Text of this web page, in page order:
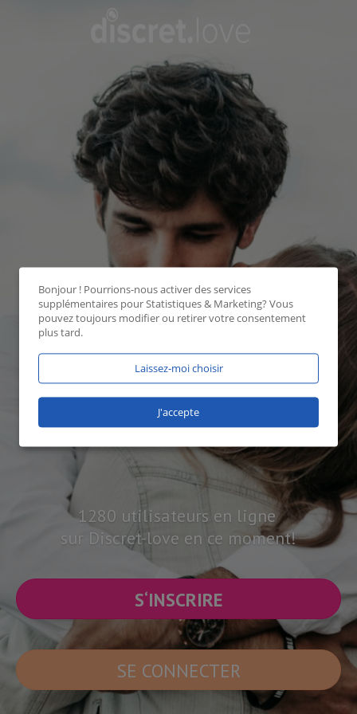
1280 utilisateurs en ligne
sur Discret-love en ce moment!
S‘INSCRIRE
SE CONNECTER
Bonjour ! Pourrions-nous activer des services
supplémentaires pourStatistiques & Marketing? Vous
pouvez toujours modifier ou retirer votre consentement
plus tard.
Laissez-moi choisir
J'accepte